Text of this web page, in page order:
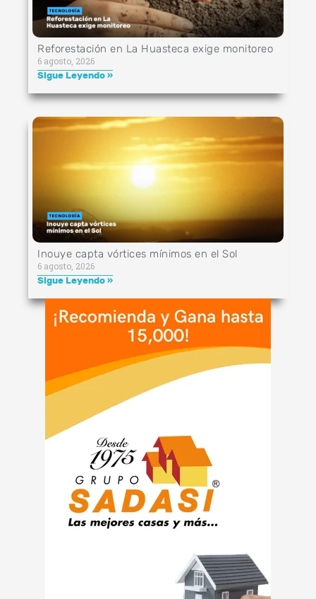
Reforestación en La Huasteca exige monitoreo
6 agosto, 2026
Sigue Leyendo »
Inouye capta vórtices mínimos en el Sol
6 agosto, 2026
Sigue Leyendo »